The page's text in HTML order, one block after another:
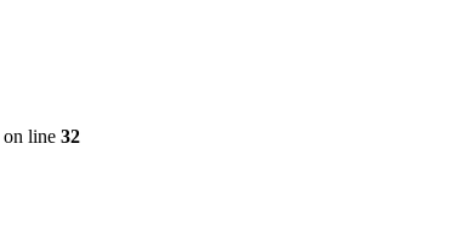
on line 32